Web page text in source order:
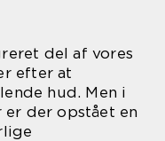
del af vores
efter at
hud. Men i
der opstået en